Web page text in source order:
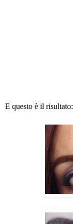
E questo è il risultato: